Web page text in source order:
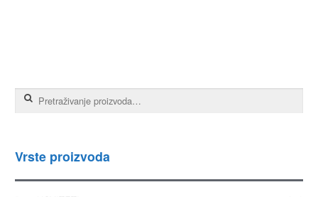
Pretraga za:
Vrste proizvoda